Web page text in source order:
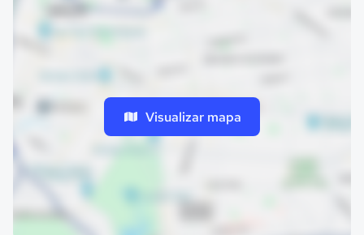
Visualizar mapa